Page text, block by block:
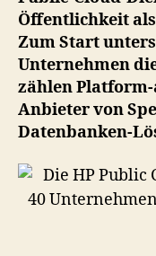
Öffentlichkeit
Zum Start
Unternehmen
zählen
Anbieter von
Datenbanken-